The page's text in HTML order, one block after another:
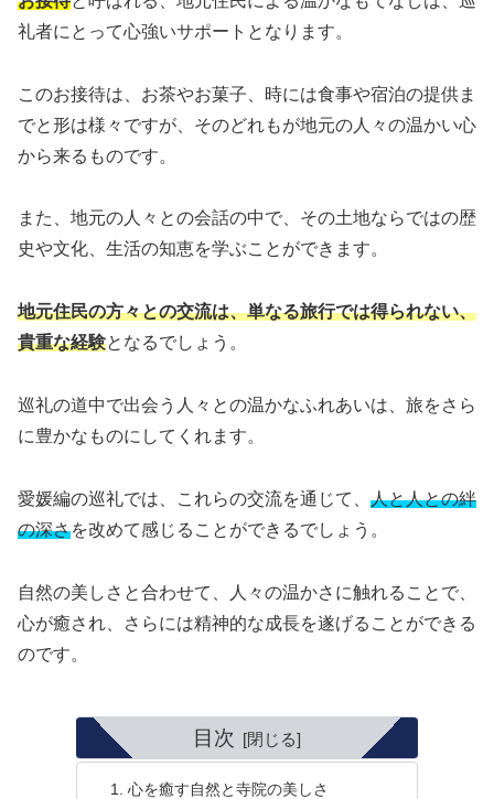
礼者にとって心強いサポートとなります。
このお接待は、お茶やお菓子、時には食事や宿泊の提供ま
でと形は様々ですが、そのどれもが地元の人々の温かい心
から来るものです。
また、地元の人々との会話の中で、その土地ならではの歴
史や文化、生活の知恵を学ぶことができます。
地元住民の方々との交流は、単なる旅行では得られない、
貴重な経験となるでしょう。
巡礼の道中で出会う人々との温かなふれあいは、旅をさら
に豊かなものにしてくれます。
愛媛編の巡礼では、これらの交流を通じて、 人と人との絆
の深さを改めて感じることができるでしょう。
自然の美しさと合わせて、人々の温かさに触れることで、
心が癒され、さらには精神的な成長を遂げることができる
のです。
目次
心を癒す自然と寺院の美しさ